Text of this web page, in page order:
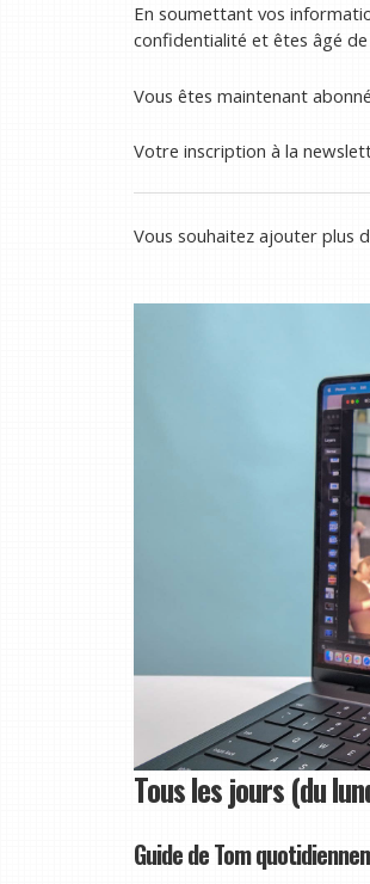
En soumettant vos
confidentialité et êtes âgé de
Vous êtes maintenant abonné
Votre inscription à la
Vous souhaitez ajouter plus
Tous les jours (du
Guide de Tom